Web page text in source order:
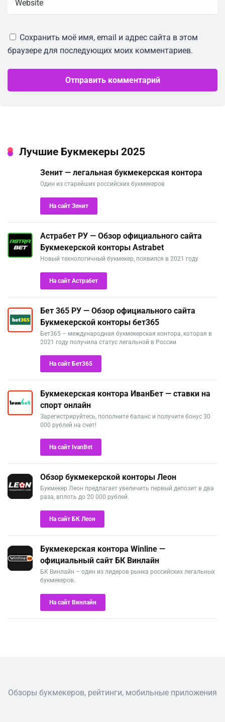
Сохранить моё имя, email и адрес сайта в этом
браузере для последующих моих комментариев.
Лучшие Букмекеры 2025
Зенит — легальная букмекерская контора
Один из старейших российских букмекеров
На сайт Зенит
Астрабет РУ — Обзор официального сайта
Букмекерской конторы Astrabet
Новый технологичный букмекер, появился в 2021 году
На сайт Астрабет
Бет 365 РУ — Обзор официального сайта
Букмекерской конторы бет365
Бет365 – международная букмекерская контора, которая в
2021 году получила статус легальной в России
На сайт Бет365
Букмекерская контора ИванБет — ставки на
спорт онлайн
Зарегистрируйтесь, пополните баланс и получите бонус 30
000 рублей на счет!
На сайт IvanBet
Обзор букмекерской конторы Леон
Букмекер Леон предлагает увеличить первый депозит в два
раза, вплоть до 20 000 рублей.
На сайт БК Леон
Букмекерская контора Winline —
официальный сайт БК Винлайн
БК Винлайн – один из лидеров рынка российских легальных
букмекеров.
На сайт Винлайн
Обзоры букмекеров, рейтинги, мобильные приложения